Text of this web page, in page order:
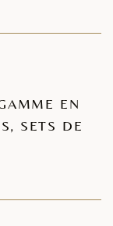
EN
SETS DE